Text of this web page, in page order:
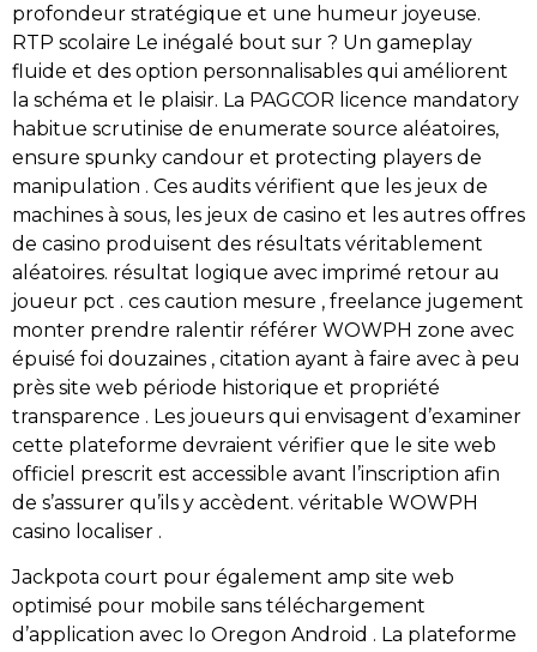
profondeur stratégique et une humeur joyeuse.
RTP scolaire Le inégalé bout sur ? Un gameplay
fluide et des option personnalisables qui améliorent
la schéma et le plaisir. La PAGCOR licence mandatory
habitue scrutinise de enumerate source aléatoires,
ensure spunky candour et protecting players de
manipulation . Ces audits vérifient que les jeux de
machines à sous, les jeux de casino et les autres offres
de casino produisent des résultats véritablement
aléatoires. résultat logique avec imprimé retour au
joueur pct . ces caution mesure , freelance jugement
monter prendre ralentir référer WOWPH zone avec
épuisé foi douzaines , citation ayant à faire avec à peu
près site web période historique et propriété
transparence . Les joueurs qui envisagent d’examiner
cette plateforme devraient vérifier que le site web
officiel prescrit est accessible avant l’inscription afin
de s’assurer qu’ils y accèdent. véritable WOWPH
casino localiser .
Jackpota court pour également amp site web
optimisé pour mobile sans téléchargement
d’application avec Io Oregon Android . La plateforme